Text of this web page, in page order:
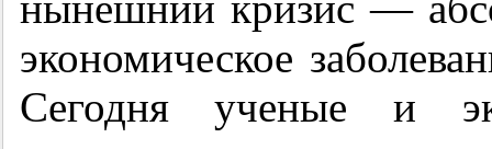
экономическое
Сегодня ученые и